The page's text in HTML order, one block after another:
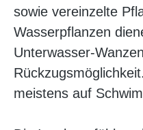
sowie vereinzelte
Wasserpflanzen
Unterwasser-
meistens auf